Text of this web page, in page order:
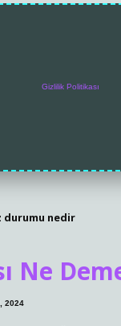
Gizlilik Politikası
durumu nedir
Ne
2024